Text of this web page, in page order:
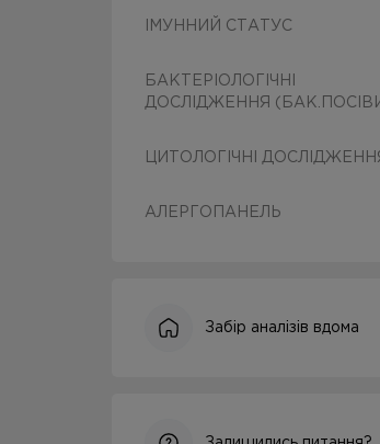
ІМУННИЙ СТАТУС
БАКТЕРІОЛОГІЧНІ
ДОСЛІДЖЕННЯ
ЦИТОЛОГІЧНІ
АЛЕРГОПАНЕЛЬ
Забір аналізів вдома